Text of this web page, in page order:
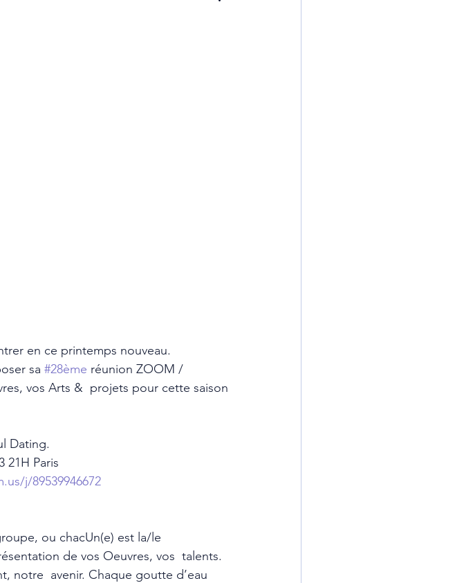
en ce printemps nouveau.
sa #28ème réunion ZOOM /
vos Arts &  projets pour cette saison
Dating.
21H Paris
j/89539946672
ou chacUn(e) est la/le
de vos Oeuvres, vos  talents.
notre  avenir. Chaque goutte d’eau